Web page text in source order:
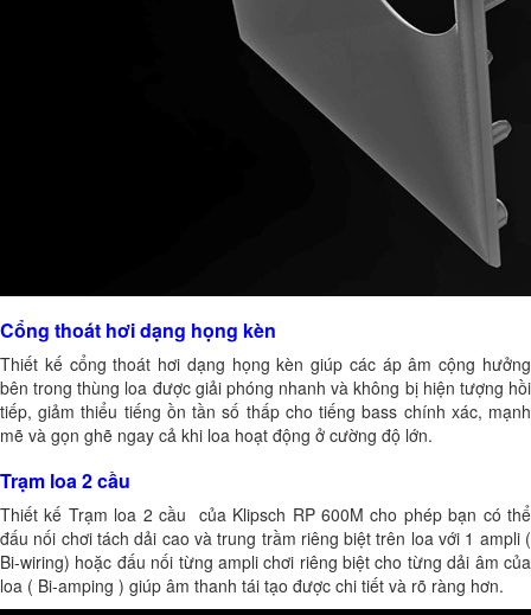
Cổng thoát hơi dạng họng kèn
Thiết kế cổng thoát hơi dạng họng kèn giúp các áp âm cộng hưởng
bên trong thùng loa được giải phóng nhanh và không bị hiện tượng hồi
tiếp, giảm thiểu tiếng ồn tần số thấp cho tiếng bass chính xác, mạnh
mẽ và gọn ghẽ ngay cả khi loa hoạt động ở cường độ lớn.
Trạm loa 2 cầu
Thiết kế Trạm loa 2 cầu của Klipsch RP 600M cho phép bạn có thể
đấu nối chơi tách dải cao và trung trầm riêng biệt trên loa với 1 ampli (
Bi-wiring) hoặc đấu nối từng ampli chơi riêng biệt cho từng dải âm của
loa ( Bi-amping ) giúp âm thanh tái tạo được chi tiết và rõ ràng hơn.